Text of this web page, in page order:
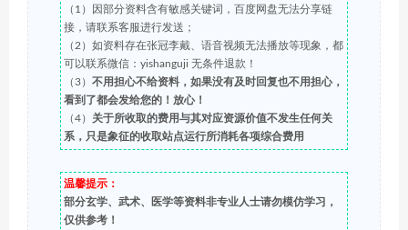
（1）因部分资料含有敏感关键词，百度网盘无法分享链
接，请联系客服进行发送；
（2）如资料存在张冠李戴、语音视频无法播放等现象，都
可以联系微信：yishanguji 无条件退款！
（3） 不用担心不给资料，如果没有及时回复也不用担心，
看到了都会发给您的！放心！
（4） 关于所收取的费用与其对应资源价值不发生任何关
系，只是象征的收取站点运行所消耗各项综合费用
温馨提示：
部分玄学、武术、医学等资料非专业人士请勿模仿学习，
仅供参考！